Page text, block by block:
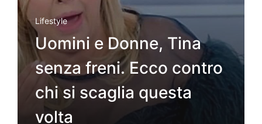
Lifestyle
Uomini e Donne, Tina
senza freni. Ecco contro
chi si scaglia questa
volta